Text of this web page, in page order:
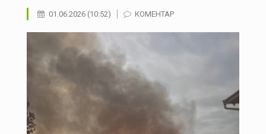
01.06.2026 (10:52) КОМЕНТАР